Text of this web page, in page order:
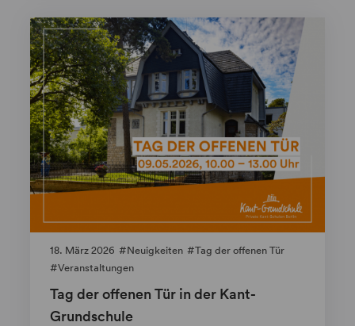
18. März 2026 Neuigkeiten
Tag der offenen Tür
Veranstaltungen
Tag der offenen Tür in der Kant-
Grundschule